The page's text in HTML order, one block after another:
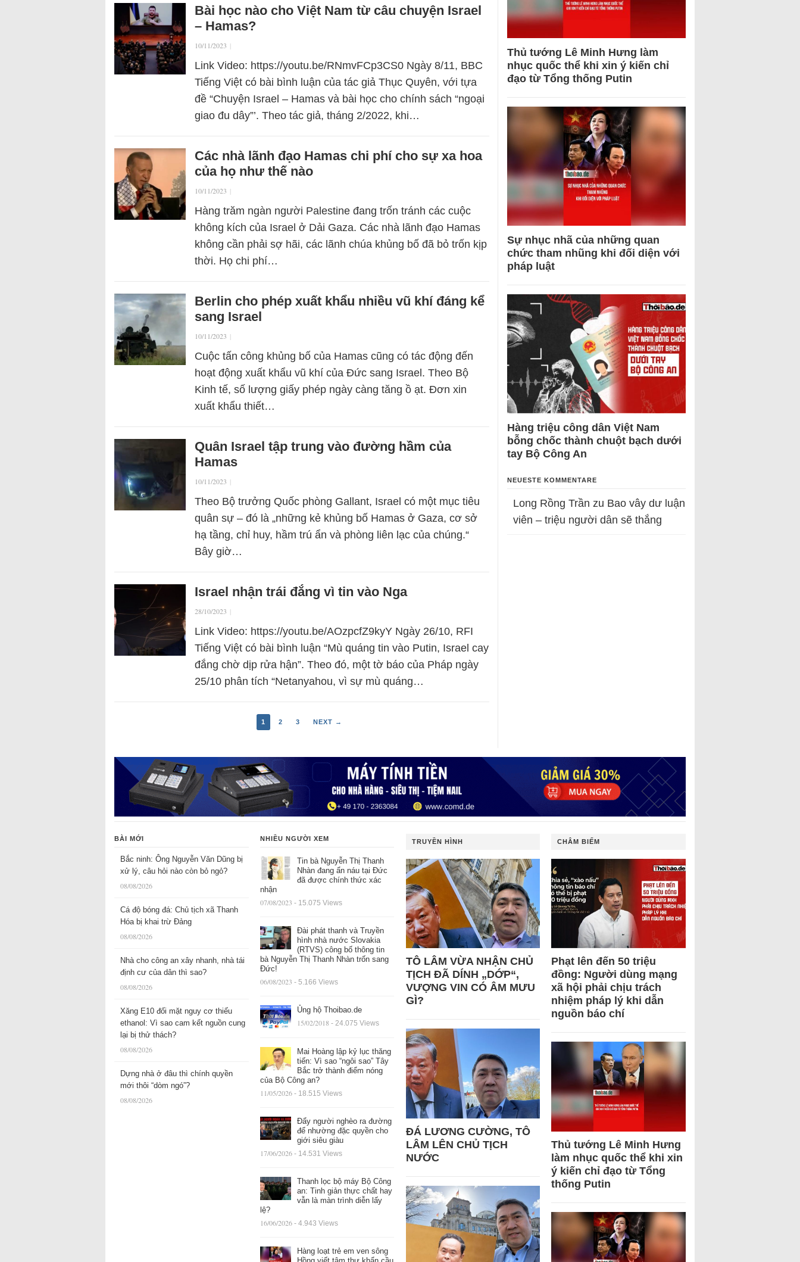
Bài học nào cho Việt Nam từ câu chuyện Israel
– Hamas?
10/11/2023 |
Link Video: https://youtu.be/RNmvFCp3CS0 Ngày 8/11, BBC
Tiếng Việt có bài bình luận của tác giả Thục Quyên, với tựa
đề “Chuyện Israel – Hamas và bài học cho chính sách “ngoại
giao đu dây”’. Theo tác giả, tháng 2/2022, khi…
Các nhà lãnh đạo Hamas chi phí cho sự xa hoa
của họ như thế nào
10/11/2023 |
Hàng trăm ngàn người Palestine đang trốn tránh các cuộc
không kích của Israel ở Dải Gaza. Các nhà lãnh đạo Hamas
không cần phải sợ hãi, các lãnh chúa khủng bố đã bỏ trốn kịp
thời. Họ chi phí…
Berlin cho phép xuất khẩu nhiều vũ khí đáng kể
sang Israel
10/11/2023 |
Cuộc tấn công khủng bố của Hamas cũng có tác động đến
hoạt động xuất khẩu vũ khí của Đức sang Israel. Theo Bộ
Kinh tế, số lượng giấy phép ngày càng tăng ồ ạt. Đơn xin
xuất khẩu thiết…
Quân Israel tập trung vào đường hầm của
Hamas
10/11/2023 |
Theo Bộ trưởng Quốc phòng Gallant, Israel có một mục tiêu
quân sự – đó là „những kẻ khủng bố Hamas ở Gaza, cơ sở
hạ tầng, chỉ huy, hầm trú ẩn và phòng liên lạc của chúng.“
Bây giờ…
Israel nhận trái đắng vì tin vào Nga
28/10/2023 |
Link Video: https://youtu.be/AOzpcfZ9kyY Ngày 26/10, RFI
Tiếng Việt có bài bình luận “Mù quáng tin vào Putin, Israel cay
đắng chờ dịp rửa hận”. Theo đó, một tờ báo của Pháp ngày
25/10 phân tích “Netanyahou, vì sự mù quáng…
1 2 3 NEXT →
Thủ tướng Lê Minh Hưng làm
nhục quốc thể khi xin ý kiến chỉ
đạo từ Tổng thống Putin
Sự nhục nhã của những quan
chức tham nhũng khi đối diện với
pháp luật
Hàng triệu công dân Việt Nam
bỗng chốc thành chuột bạch dưới
tay Bộ Công An
NEUESTE KOMMENTARE
Long Rồng Trần zu Bao vây dư luận
viên – triệu người dân sẽ thắng
BÀI MỚI
Bắc ninh: Ông Nguyễn Văn Dũng bị
xử lý, câu hỏi nào còn bỏ ngỏ?
08/08/2026
Cá độ bóng đá: Chủ tịch xã Thanh
Hóa bị khai trừ Đảng
08/08/2026
Nhà cho công an xây nhanh, nhà tái
định cư của dân thì sao?
08/08/2026
Xăng E10 đối mặt nguy cơ thiếu
ethanol: Vì sao cam kết nguồn cung
lại bị thử thách?
08/08/2026
Dựng nhà ở đâu thì chính quyền
mới thôi “dòm ngó”?
08/08/2026
NHIỀU NGƯỜI XEM
Tin bà Nguyễn Thị Thanh
Nhàn đang ẩn náu tại Đức
đã được chính thức xác
nhận
07/08/2023 - 15.075 Views
Đài phát thanh và Truyền
hình nhà nước Slovakia
(RTVS) công bố thông tin
bà Nguyễn Thị Thanh Nhàn trốn sang
Đức!
06/08/2023 - 5.166 Views
Ủng hộ Thoibao.de
15/02/2018 - 24.075 Views
Mai Hoàng lập kỷ lục thăng
tiến: Vì sao “ngôi sao” Tây
Bắc trở thành điểm nóng
của Bộ Công an?
11/05/2026 - 18.515 Views
Đẩy người nghèo ra đường
để nhường đặc quyền cho
giới siêu giàu
17/06/2026 - 14.531 Views
Thanh lọc bộ máy Bộ Công
an: Tinh giản thực chất hay
vẫn là màn trình diễn lấy
lệ?
16/06/2026 - 4.943 Views
Hàng loạt trẻ em ven sông
TRUYỀN HÌNH
TÔ LÂM VỪA NHẬN CHỦ
TỊCH ĐÃ DÍNH „DỚP“,
VƯỢNG VIN CÓ ÂM MƯU
GÌ?
ĐÁ LƯƠNG CƯỜNG, TÔ
LÂM LÊN CHỦ TỊCH
NƯỚC
CHÂM BIẾM
Phạt lên đến 50 triệu
đồng: Người dùng mạng
xã hội phải chịu trách
nhiệm pháp lý khi dẫn
nguồn báo chí
Thủ tướng Lê Minh Hưng
làm nhục quốc thể khi xin
ý kiến chỉ đạo từ Tổng
thống Putin